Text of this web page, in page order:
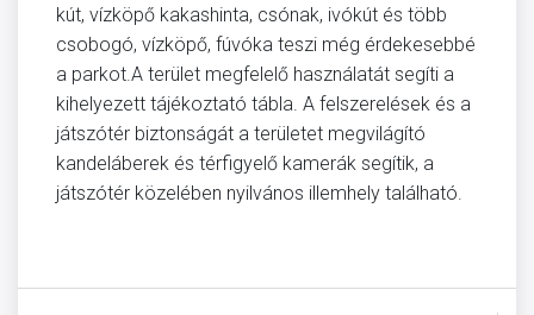
kút, vízköpő kakashinta, csónak, ivókút és több
csobogó, vízköpő, fúvóka teszi még érdekesebbé
a parkot.A terület megfelelő használatát segíti a
kihelyezett tájékoztató tábla. A felszerelések és a
játszótér biztonságát a területet megvilágító
kandeláberek és térfigyelő kamerák segítik, a
játszótér közelében nyilvános illemhely található.